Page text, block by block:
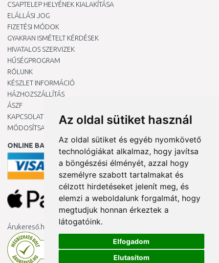
Az oldal sütiket használ
Az oldal sütiket és egyéb nyomkövető
technológiákat alkalmaz, hogy javítsa
a böngészési élményét, azzal hogy
személyre szabott tartalmakat és
célzott hirdetéseket jelenít meg, és
elemzi a weboldalunk forgalmát, hogy
megtudjuk honnan érkeztek a
látogatóink.
Elfogadom
Elutasítom
CSAPTELEP HELYÉNEK KIALAKÍTÁSA
ELÁLLÁSI JOG
FIZETÉSI MÓDOK
GYAKRAN ISMÉTELT KÉRDÉSEK
HIVATALOS SZERVIZEK
HŰSÉGPROGRAM
RÓLUNK
KÉSZLET INFORMÁCIÓ
HÁZHOZSZÁLLÍTÁS
ÁSZF
KAPCSOLAT
MÓDOSÍTSA A COOKIE-BEÁLLÍTÁSAIMAT
ONLINE BANKKÁRTYÁVAL
Árukereső.hu